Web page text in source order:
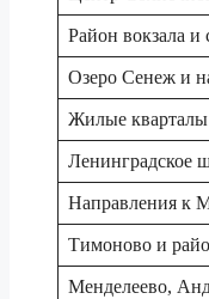
Район вокзала
Озеро Сенеж и
Жилые кварталы
Ленинградское
Направления к
Тимоново и
Менделеево,